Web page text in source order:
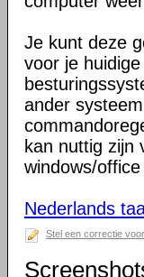
Je kunt deze
voor je
ander
kan nuttig zijn
windows/
Nederlands
Stel een correctie voor